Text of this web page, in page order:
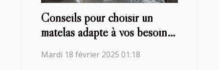
Conseils pour choisir un
matelas adapté à vos besoins
Mardi 18 février 2025 01:18